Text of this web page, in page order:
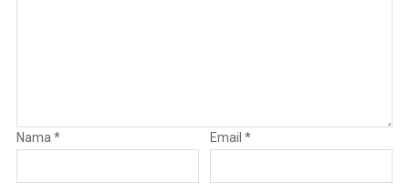
Nama * Email*